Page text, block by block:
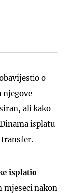
obavijestio o
njegove
ali kako
isplatu
transfer.
isplatio
mjeseci nakon